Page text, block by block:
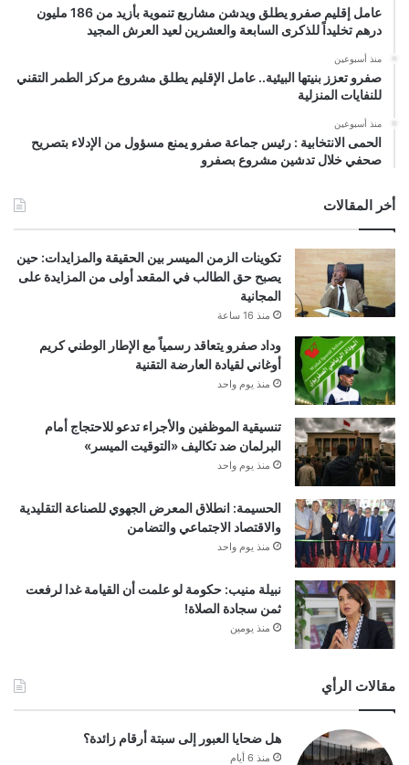
عامل إقليم صفرو يطلق ويدشن مشاريع تنموية بأزيد من 186 مليون
درهم تخليداً للذكرى السابعة والعشرين لعيد العرش المجيد
منذ أسبوعين
صفرو تعزز بنيتها البيئية.. عامل الإقليم يطلق مشروع مركز الطمر التقني
للنفايات المنزلية
منذ أسبوعين
الحمى الانتخابية : رئيس جماعة صفرو يمنع مسؤول من الإدلاء بتصريح
صحفي خلال تدشين مشروع بصفرو
أخر المقالات
تكوينات الزمن الميسر بين الحقيقة والمزايدات: حين
يصبح حق الطالب في المقعد أولى من المزايدة على
المجانية
منذ 16 ساعة
وداد صفرو يتعاقد رسمياً مع الإطار الوطني كريم
أوغاني لقيادة العارضة التقنية
منذ يوم واحد
تنسيقية الموظفين والأجراء تدعو للاحتجاج أمام
البرلمان ضد تكاليف «التوقيت الميسر»
منذ يوم واحد
الحسيمة: انطلاق المعرض الجهوي للصناعة التقليدية
والاقتصاد الاجتماعي والتضامن
منذ يوم واحد
نبيلة منيب: حكومة لو علمت أن القيامة غدا لرفعت
ثمن سجادة الصلاة!
منذ يومين
مقالات الرأي
هل ضحايا العبور إلى سبتة أرقام زائدة؟
منذ 6 أيام